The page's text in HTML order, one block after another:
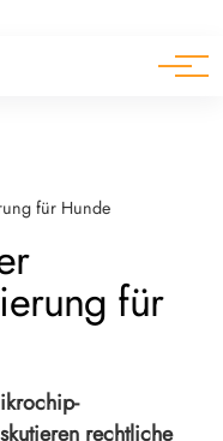
für Hunde
für
rechtliche